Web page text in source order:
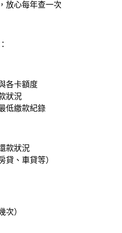
放心每年查一次
各卡額度
狀況
低繳款紀錄
款狀況
貸、車貸等）
次）